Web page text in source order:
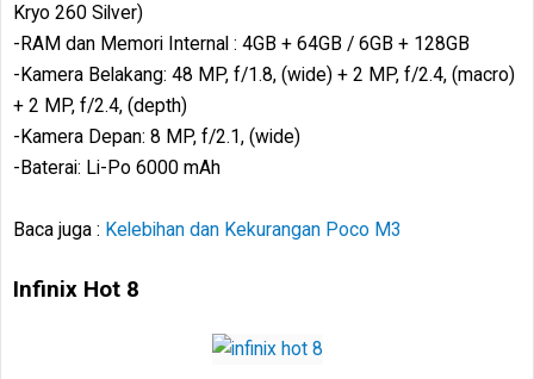
Kryo 260 Silver)
-RAM dan Memori Internal : 4GB + 64GB / 6GB + 128GB
-Kamera Belakang: 48 MP, f/1.8, (wide) + 2 MP, f/2.4, (macro)
+ 2 MP, f/2.4, (depth)
-Kamera Depan: 8 MP, f/2.1, (wide)
-Baterai: Li-Po 6000 mAh
Baca juga : Kelebihan dan Kekurangan Poco M3
Infinix Hot 8